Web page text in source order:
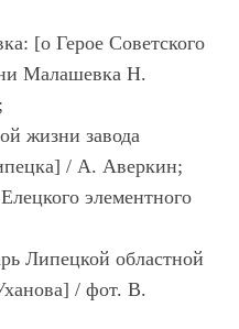
[о Герое Советского
Малашевка Н.
жизни завода
/ А. Аверкин;
элементного
Липецкой областной
/ фот. В.